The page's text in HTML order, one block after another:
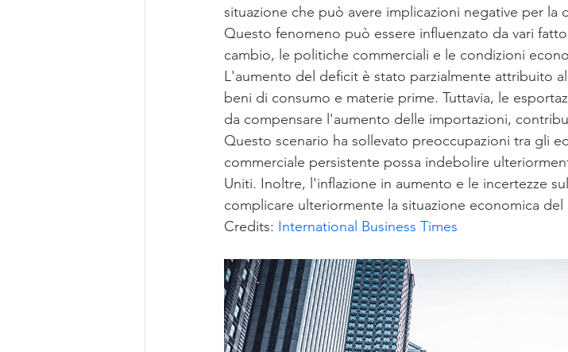
situazione che può avere implicazioni negative per la
Questo fenomeno può essere influenzato da vari
cambio, le politiche commerciali e le condizioni
L'aumento del deficit è stato parzialmente attribuito
beni di consumo e materie prime. Tuttavia, le
da compensare l'aumento delle importazioni,
Questo scenario ha sollevato preoccupazioni tra gli
commerciale persistente possa indebolire
Uniti. Inoltre, l'inflazione in aumento e le incertezze
complicare ulteriormente la situazione economica del
Credits: International Business Times